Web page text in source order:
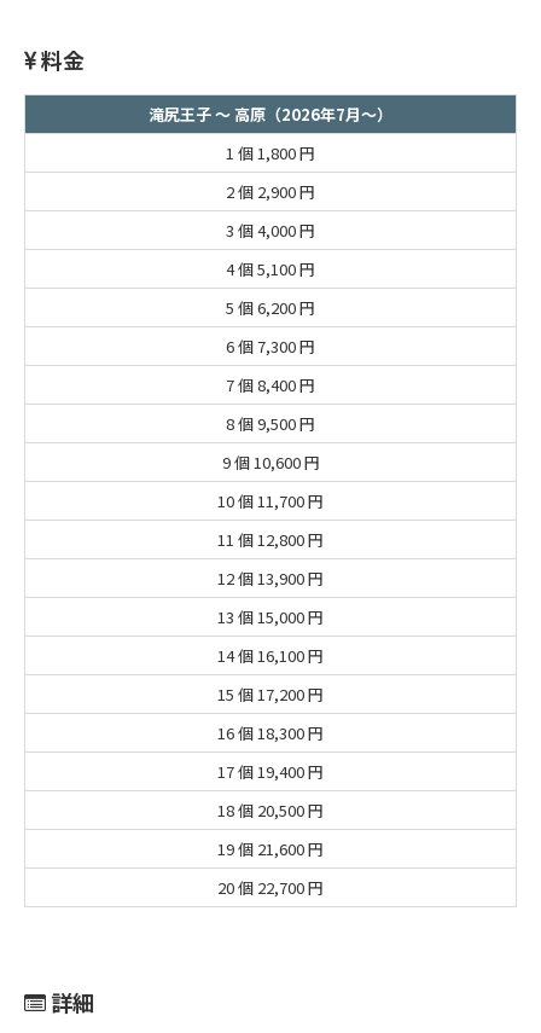
料金
滝尻王子 ～ 高原（2026年7月～）
1 個 1,800 円
2 個 2,900 円
3 個4,000 円
4 個5,100 円
5 個6,200 円
6 個7,300 円
7 個8,400 円
8 個9,500 円
9 個 10,600 円
10 個 11,700 円
11 個 12,800 円
12 個 13,900 円
13 個 15,000 円
14 個 16,100 円
15 個 17,200 円
16 個 18,300 円
17 個 19,400 円
18 個 20,500 円
19 個 21,600 円
20 個 22,700 円
詳細